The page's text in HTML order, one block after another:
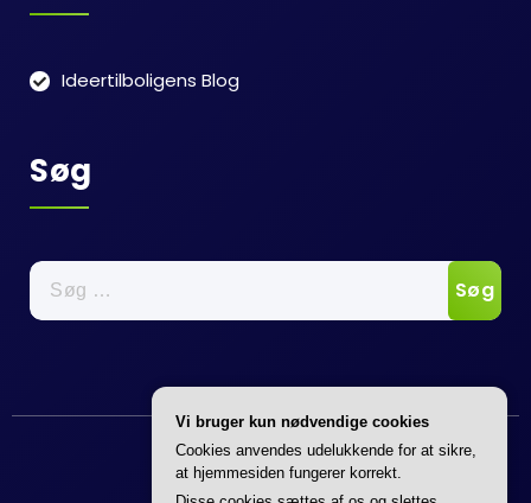
Ideertilboligens Blog
Søg
Søg
efter:
Vi bruger kun nødvendige cookies
Cookies anvendes udelukkende for at sikre,
at hjemmesiden fungerer korrekt.